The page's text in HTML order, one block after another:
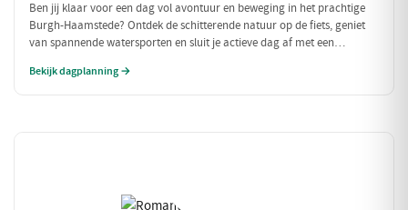
Ben jij klaar voor een dag vol avontuur en beweging in het prachtige
Burgh-Haamstede? Ontdek de schitterende natuur op de fiets, geniet
van spannende watersporten en sluit je actieve dag af met een
Bekijk dagplanning →